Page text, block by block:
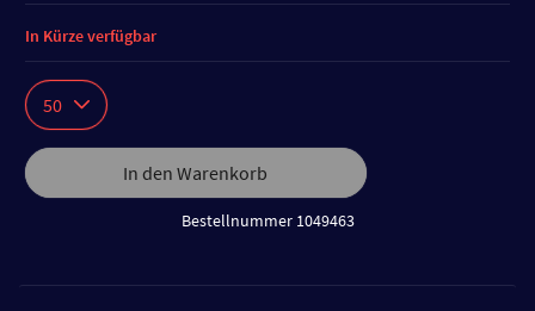
50
In den Warenkorb
Bestellnummer 1049463
In Kürze verfügbar